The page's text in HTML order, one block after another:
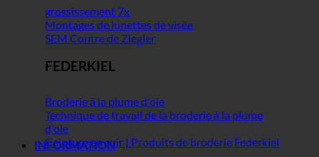
grossissement 7x
Montages de lunettes de visée
SEM Contre de Ziegler
FEDERKIEL
Broderie à la plume d'oie
Technique de travail de la broderie à la plume
d'oie
Ceinture en cuir | Produits de broderie Federkiel
INFORMATION